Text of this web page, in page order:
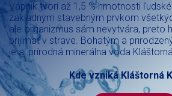
Vápnik tvorí až 1,5 % hmotnosti
základným stavebným prvkom
ale organizmus sám nevytvára, preto
prijímať v strave. Bohatým a
je aj prírodná minerálna voda
Kde vzniká Kláštorná